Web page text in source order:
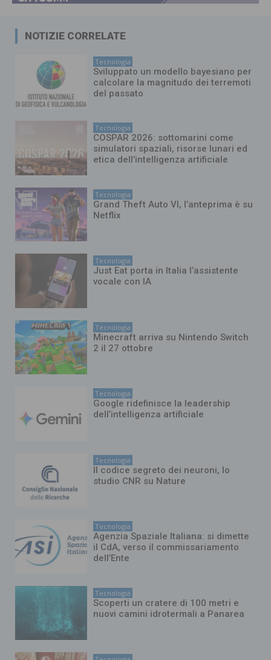
NOTIZIE CORRELATE
Tecnologia
Sviluppato un modello bayesiano per
calcolare la magnitudo dei terremoti
del passato
Tecnologia
COSPAR 2026: sottomarini come
simulatori spaziali, risorse lunari ed
etica dell’intelligenza artificiale
Tecnologia
Grand Theft Auto VI, l’anteprima è su
Netflix
Tecnologia
Just Eat porta in Italia l’assistente
vocale con IA
Tecnologia
Minecraft arriva su Nintendo Switch
2 il 27 ottobre
Tecnologia
Google ridefinisce la leadership
dell’intelligenza artificiale
Tecnologia
Il codice segreto dei neuroni, lo
studio CNR su Nature
Tecnologia
Agenzia Spaziale Italiana: si dimette
il CdA, verso il commissariamento
dell’Ente
Tecnologia
Scoperti un cratere di 100 metri e
nuovi camini idrotermali a Panarea